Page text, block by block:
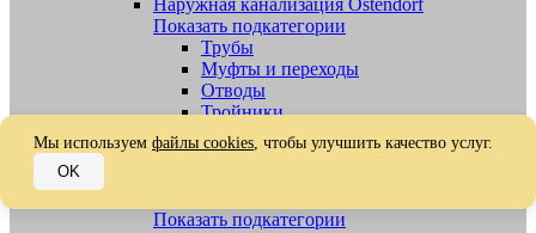
Наружная канализация Ostendorf
Показать подкатегории
Трубы
Муфты и переходы
Отводы
Тройники
Ревизии, заглушки, обратные клапаны
Посмотреть все товары[Наружная
Показать подкатегории
Мы используем файлы cookies, чтобы улучшить качество услуг.
OK